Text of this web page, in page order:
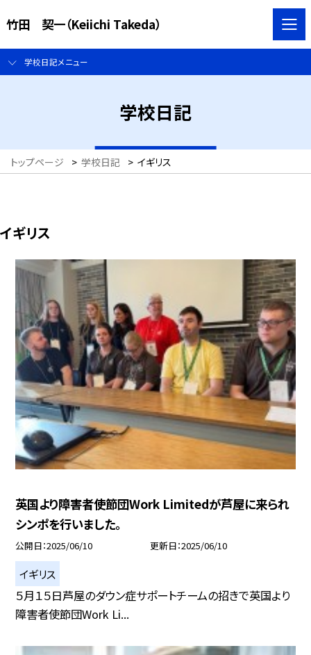
竹田 契一（Keiichi Takeda）
学校日記メニュー
学校日記
トップページ > 学校日記 > イギリス
イギリス
英国より障害者使節団Work Limitedが芦屋に来られ
シンポを行いました。
公開日 2025/06/10 更新日 2025/06/10
イギリス
５月１５日芦屋のダウン症サポートチームの招きで英国より
障害者使節団Work Li...